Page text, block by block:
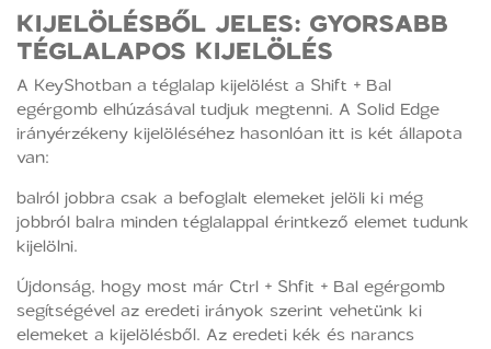
KIJELÖLÉSBŐL JELES: GYORSABB
TÉGLALAPOS KIJELÖLÉS
A KeyShotban a téglalap kijelölést a Shift + Bal
egérgomb elhúzásával tudjuk megtenni. A Solid Edge
irányérzékeny kijelöléséhez hasonlóan itt is két állapota
van:
balról jobbra csak a befoglalt elemeket jelöli ki még
jobbról balra minden téglalappal érintkező elemet tudunk
kijelölni.
Újdonság, hogy most már Ctrl + Shfit + Bal egérgomb
segítségével az eredeti irányok szerint vehetünk ki
elemeket a kijelölésből. Az eredeti kék és narancs